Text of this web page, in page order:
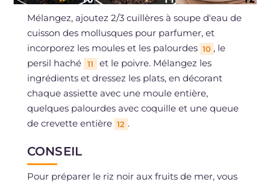
Mélangez, ajoutez 2/3 cuillères à soupe d'eau de
cuisson des mollusques pour parfumer, et
incorporez les moules et les palourdes 10 , le
persil haché
11
et le poivre. Mélangez les
ingrédients et dressez les plats, en décorant
chaque assiette avec une moule entière,
quelques palourdes avec coquille et une queue
de crevette entière 12 .
CONSEIL
Pour préparer le riz noir aux fruits de mer, vous